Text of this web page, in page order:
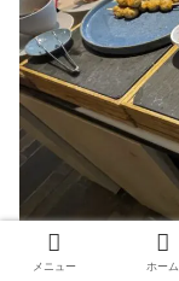
メニュー ホーム